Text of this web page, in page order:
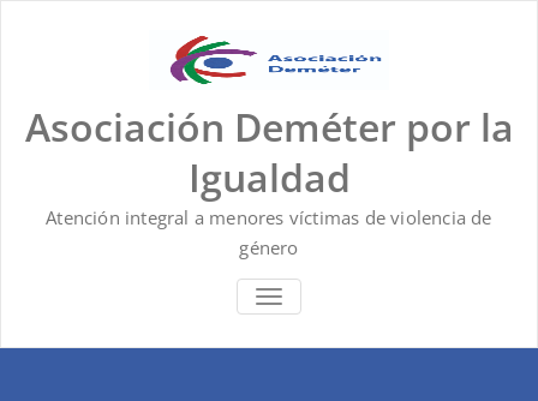
Asociación Deméter por la
Igualdad
Atención integral a menores víctimas de violencia de
género
ALTERNAR LA NAVEGACIÓN